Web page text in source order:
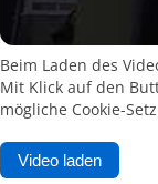
Beim Laden des
Mit Klick auf den
mögliche Cookie-
Video laden